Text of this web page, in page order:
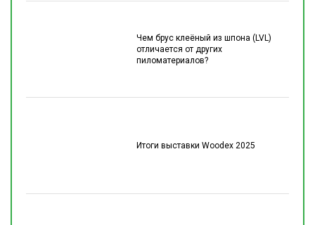
Чем брус клеёный из шпона (LVL)
отличается от других
пиломатериалов?
Итоги выставки Woodex 2025